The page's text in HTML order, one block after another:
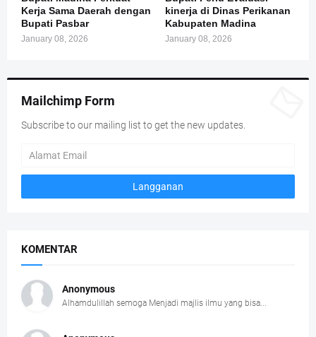
Kerja Sama Daerah dengan
Bupati Pasbar
January 08, 2026
kinerja di Dinas Perikanan
Kabupaten Madina
January 08, 2026
Mailchimp Form
Subscribe to our mailing list to get the new updates.
KOMENTAR
Anonymous
Alhamdulillah semoga Menjadi majlis ilmu yang bisa...